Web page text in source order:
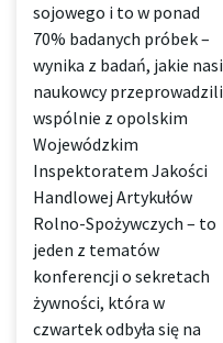
sojowego i to w ponad
70% badanych próbek –
wynika z badań, jakie nasi
naukowcy przeprowadzili
wspólnie z opolskim
Wojewódzkim
Inspektoratem Jakości
Handlowej Artykułów
Rolno-Spożywczych – to
jeden z tematów
konferencji o sekretach
żywności, która w
czwartek odbyła się na